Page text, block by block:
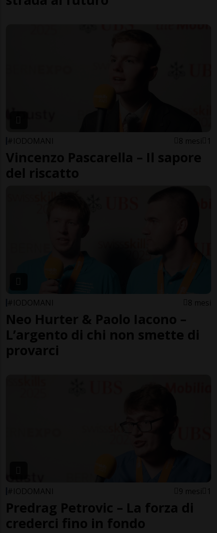
#IODOMANI 8 mesi 1
Vincenzo Pascarella – Il sapore
del riscatto
#IODOMANI 8 mesi
Neo Hurter & Paolo Iacono –
L’argento di chi non smette di
provarci
#IODOMANI 9 mesi 1
Predrag Petrovic – La forza di
crederci fino in fondo